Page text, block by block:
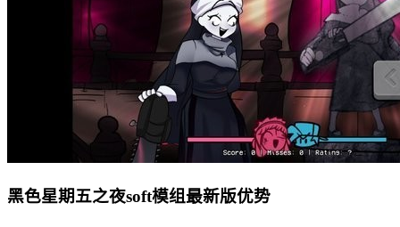
黑色星期五之夜soft模组最新版优势